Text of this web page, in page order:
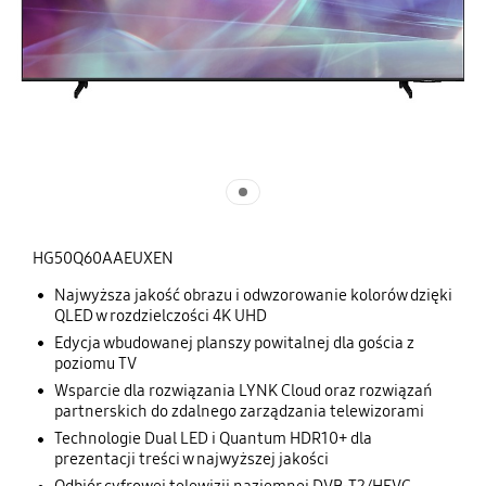
HG50Q60AAEUXEN
Najwyższa jakość obrazu i odwzorowanie kolorów dzięki
QLED w rozdzielczości 4K UHD
Edycja wbudowanej planszy powitalnej dla gościa z
poziomu TV
Wsparcie dla rozwiązania LYNK Cloud oraz rozwiązań
partnerskich do zdalnego zarządzania telewizorami
Technologie Dual LED i Quantum HDR10+ dla
prezentacji treści w najwyższej jakości